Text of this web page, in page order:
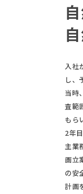
入社
し、
当時
査範
もら
2年
主業
画立
の安
計画